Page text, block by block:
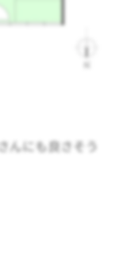
んにも良さそう